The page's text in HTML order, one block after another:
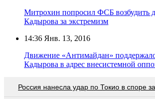
Митрохин попросил ФСБ возбудить
Кадырова за экстремизм
14:36 Янв. 13, 2016
Движение «Антимайдан»
Кадырова в адрес внесистемной
Россия нанесла удар по Токио в споре